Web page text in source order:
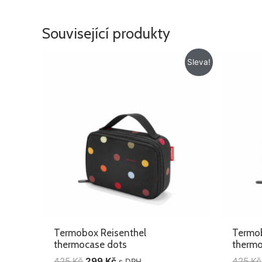
Související produkty
Sleva!
Termobox Reisenthel
thermocase dots